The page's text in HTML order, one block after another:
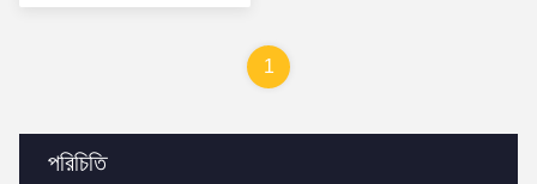
পরিচিতি
1